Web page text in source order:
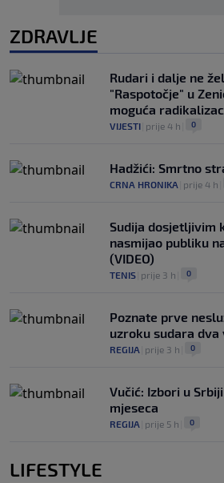
ZDRAVLJE
Rudari i dalje ne
"Raspotočje" u
moguća
VIJESTI prije 4 h 0
Hadžići: Smrtno
CRNA HRONIKA prije 4 h
Sudija dosjetljivim
nasmijao publiku
(VIDEO)
TENIS prije 3 h 0
Poznate prve
uzroku sudara
REGIJA prije 3 h 0
Vučić: Izbori u
mjeseca
REGIJA prije 5 h 0
LIFESTYLE